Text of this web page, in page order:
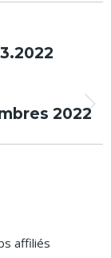
2022
affiliés